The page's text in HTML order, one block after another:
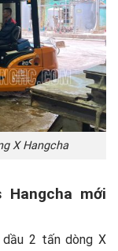
X Hangcha
Hangcha mới
2 tấn dòng X